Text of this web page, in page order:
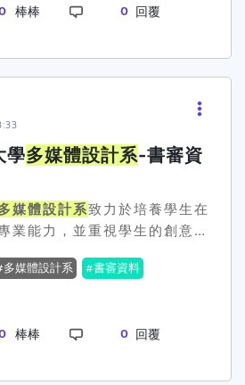
個人作品集，包含 數位設計、
像剪輯等作品。 課程學習成果
表達能力，可透過作品報告或
表現應展現設計實作與跨領域
賽、策展、影像製作專案等。
說明學習計畫與職涯發展，與
視製作領域緊密結合。 （備
考，實際申請時請以學校最新
祝福各位同學們申請順利！金
績，而是在讓教授認識你，所
不要怕丟臉，大膽講出自己的
一定要帶去！就算是小東西也
到你的興趣！💡 面試不只是教
想清楚自己是不是真的想讀這
！不要等到面試前一天才來想
家面試順利，一起來致理多媒
的一些背景。接下來，教授就
問題還蠻實在的，像是「你平
」、「有沒有特別擅長的設計
其實很考驗你平時有沒有認真
對設計趨勢的看法，像是「你
」、「對現在設計流行的趨勢
我當時覺得這些問題真的蠻有
發現自己要更積極關心設計領
用工具，也要懂得跟上時代潮
其實有很多反思，最重要的就
關注，能夠了解當前的設計趨
己的想法。 還有，當面試官問
讓他們覺得你只是會做，卻不
棒棒 0 回覆
學多媒體設計系-書審資
媒體設計系致力於培養學生在
業能力，並重視學生的創意發
該系對備審資料的具體要求：
估學生的各項課程修習情況，
。二、課程學習成果提供高中
目成果：
多媒體設計系
書審資料
棒棒 0 回覆